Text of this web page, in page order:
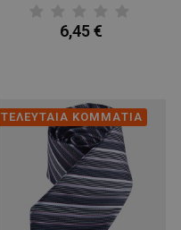
6,45 €
ΤΕΛΕΥΤΑΙΑ ΚΟΜΜΑΤΙΑ